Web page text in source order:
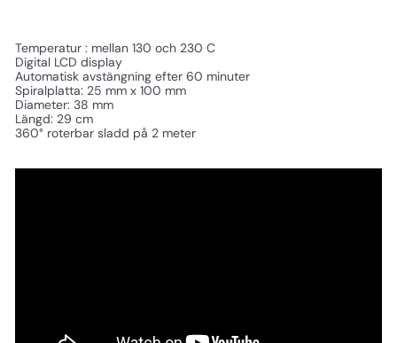
Temperatur : mellan 130 och 230 C
Digital LCD display
Automatisk avstängning efter 60 minuter
Spiralplatta: 25 mm x 100 mm
Diameter: 38 mm
Längd: 29 cm
360° roterbar sladd på 2 meter